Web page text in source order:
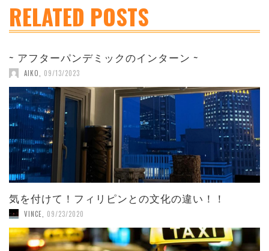
RELATED POSTS
~ アフターパンデミックのインターン ~
AIKO, 09/13/2023
気を付けて！フィリピンとの文化の違い！！
VINCE 09/23/2020